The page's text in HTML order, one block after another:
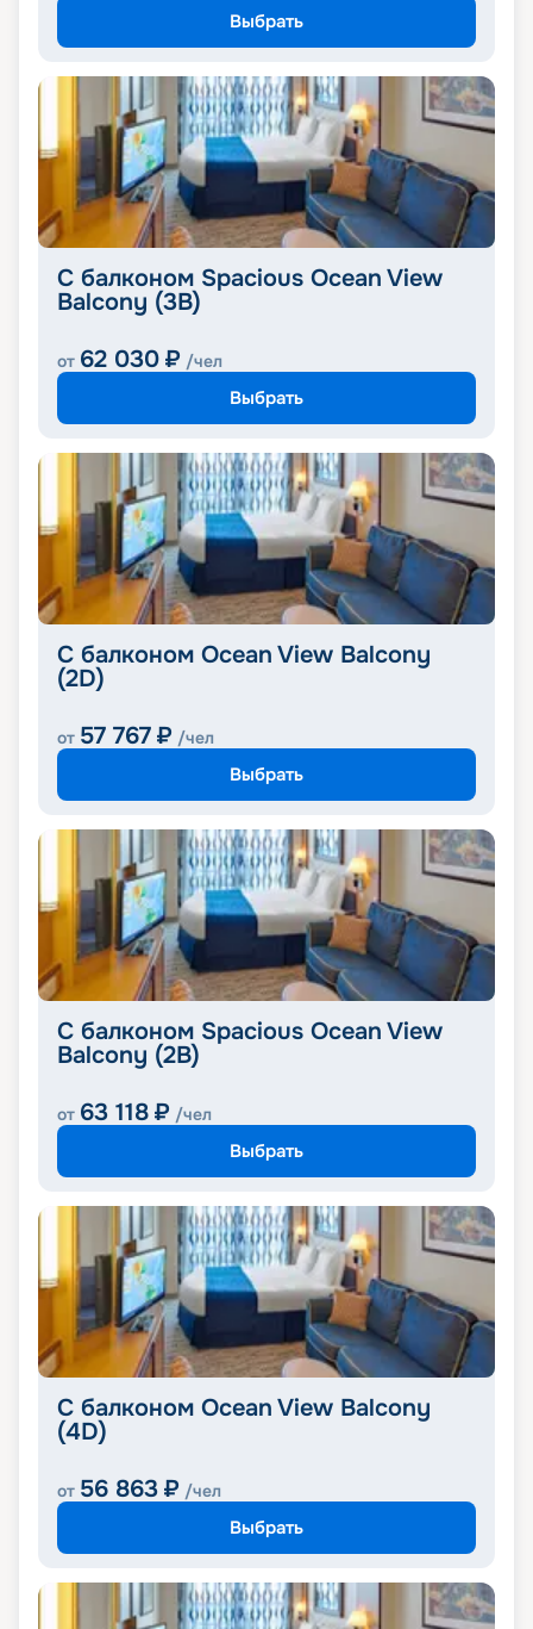
Выбрать
С балконом Spacious Ocean View
Balcony (3B)
от 62 030 ₽ /чел
Выбрать
С балконом Ocean View Balcony
(2D)
от 57 767 ₽ /чел
Выбрать
С балконом Spacious Ocean View
Balcony (2B)
от 63 118 ₽ /чел
Выбрать
С балконом Ocean View Balcony
(4D)
от 56 863 ₽ /чел
Выбрать